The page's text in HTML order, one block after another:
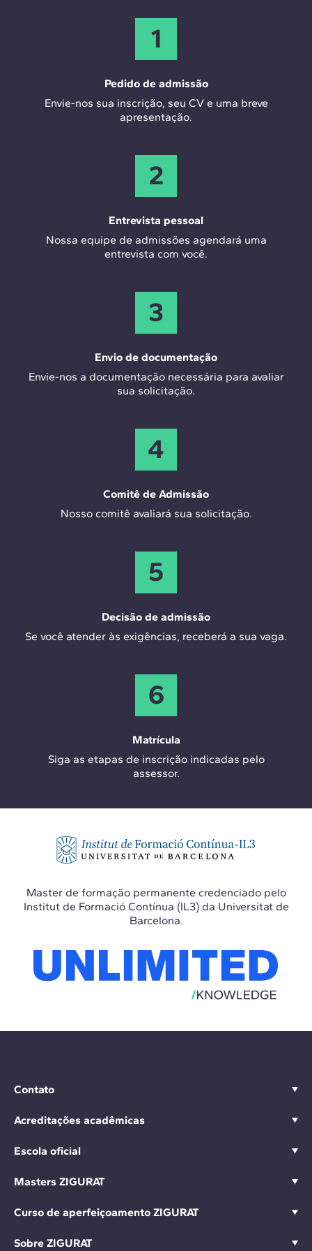
1
Pedido de admissão
Envie-nos sua inscrição, seu CV e uma breve
apresentação.
2
Entrevista pessoal
Nossa equipe de admissões agendará uma
entrevista com você.
3
Envio de documentação
Envie-nos a documentação necessária para avaliar
sua solicitação.
4
Comitê de Admissão
Nosso comitê avaliará sua solicitação.
5
Decisão de admissão
Se você atender às exigências, receberá a sua vaga.
6
Matrícula
Siga as etapas de inscrição indicadas pelo
assessor.
Master de formação permanente credenciado pelo
Institut de Formació Contínua (IL3) da Universitat de
Barcelona.
Contato
Acreditações acadêmicas
Escola oficial
Masters ZIGURAT
Curso de aperfeiçoamento ZIGURAT
Sobre ZIGURAT